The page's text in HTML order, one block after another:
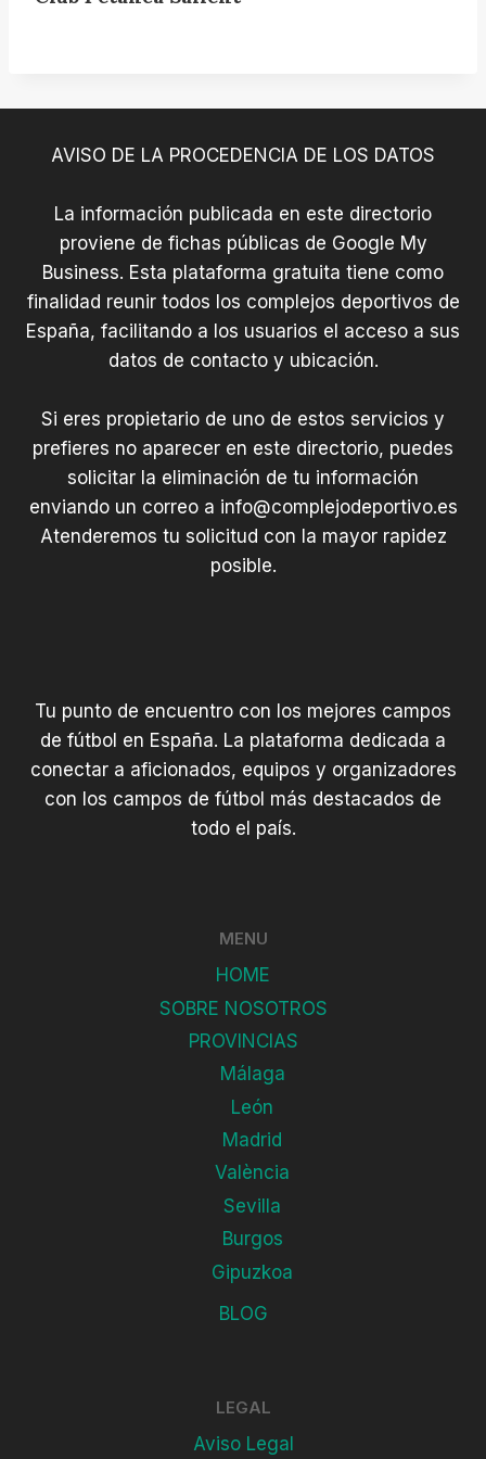
AVISO DE LA PROCEDENCIA DE LOS DATOS
La información publicada en este directorio
proviene de fichas públicas de Google My
Business. Esta plataforma gratuita tiene como
finalidad reunir todos los complejos deportivos de
España, facilitando a los usuarios el acceso a sus
datos de contacto y ubicación.
Si eres propietario de uno de estos servicios y
prefieres no aparecer en este directorio, puedes
solicitar la eliminación de tu información
enviando un correo a info@complejodeportivo.es
Atenderemos tu solicitud con la mayor rapidez
posible.
Tu punto de encuentro con los mejores campos
de fútbol en España. La plataforma dedicada a
conectar a aficionados, equipos y organizadores
con los campos de fútbol más destacados de
todo el país.
MENU
HOME
SOBRE NOSOTROS
PROVINCIAS
Málaga
León
Madrid
València
Sevilla
Burgos
Gipuzkoa
BLOG
LEGAL
Aviso Legal